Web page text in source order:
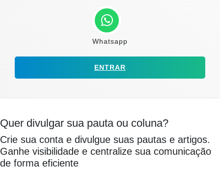
Whatsapp
ENTRAR
Quer divulgar sua pauta ou coluna?
Crie sua conta e divulgue suas pautas e artigos.
Ganhe visibilidade e centralize sua comunicação
de forma eficiente